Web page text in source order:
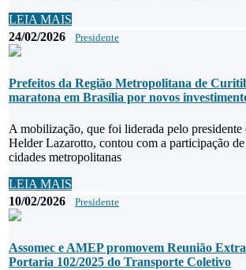
LEIA MAIS
24/02/2026
Presidente
Prefeitos da Região Metropolitana de
maratona em Brasília por novos
A mobilização, que foi liderada pelo presidente
Helder Lazarotto, contou com a participação de
cidades metropolitanas
LEIA MAIS
10/02/2026
Presidente
Assomec e AMEP promovem Reunião
Portaria 102/2025 do Transporte Coletivo